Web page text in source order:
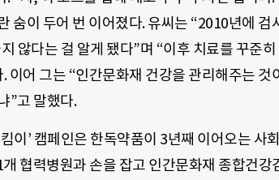
숨이 두어 번 이어졌다. 유씨는 “2010년에 검
않다는 걸 알게 됐다”며 “이후 치료를 꾸준
이어 그는 “인간문화재 건강을 관리해주는 것
”고 말했다.
이’ 캠페인은 한독약품이 3년째 이어오는 사
협력병원과 손을 잡고 인간문화재 종합건강